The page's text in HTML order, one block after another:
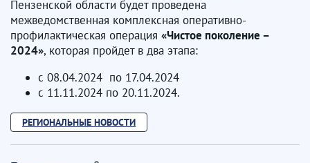
Пензенской области будет проведена
межведомственная комплексная оперативно-
профилактическая операция «Чистое поколение –
2024», которая пройдет в два этапа:
с 08.04.2024 по 17.04.2024
с 11.11.2024 по 20.11.2024.
РЕГИОНАЛЬНЫЕ НОВОСТИ